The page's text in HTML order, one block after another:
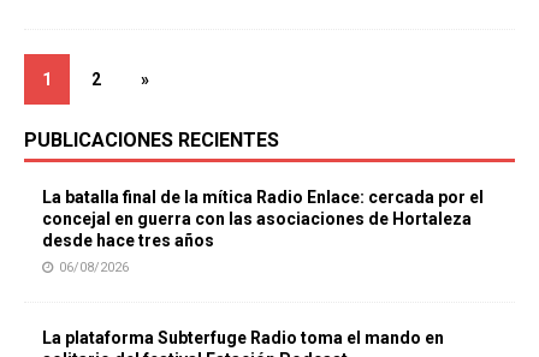
1 2 »
PUBLICACIONES RECIENTES
La batalla final de la mítica Radio Enlace: cercada por el
concejal en guerra con las asociaciones de Hortaleza
desde hace tres años
06/08/2026
La plataforma Subterfuge Radio toma el mando en